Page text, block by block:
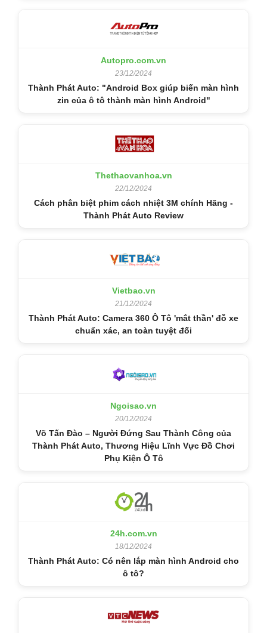
Autopro.com.vn
23/12/2024
Thành Phát Auto: "Android Box giúp biến màn hình
zin của ô tô thành màn hình Android"
Thethaovanhoa.vn
22/12/2024
Cách phân biệt phim cách nhiệt 3M chính Hãng -
Thành Phát Auto Review
Vietbao.vn
21/12/2024
Thành Phát Auto: Camera 360 Ô Tô 'mắt thần' đỗ xe
chuẩn xác, an toàn tuyệt đối
Ngoisao.vn
20/12/2024
Võ Tấn Đào – Người Đứng Sau Thành Công của
Thành Phát Auto, Thương Hiệu Lĩnh Vực Đồ Chơi
Phụ Kiện Ô Tô
24h.com.vn
18/12/2024
Thành Phát Auto: Có nên lắp màn hình Android cho
ô tô?